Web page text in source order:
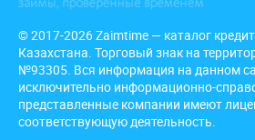
© 2017-2026 Zaimtime — каталог
Казахстана. Торговый знак на
№93305. Вся информация на данном
исключительно информационно-
представленные компании имеют
соответствующую деятельность.